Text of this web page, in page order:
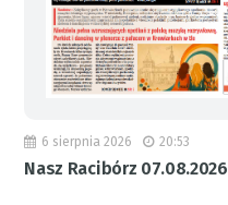
6 sierpnia 2026 20:53
Nasz Racibórz 07.08.2026